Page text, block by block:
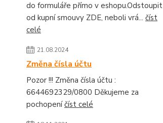
do formuláře přímo v eshopu.Odstoupit
od kupní smouvy ZDE, neboli vrá... číst
celé
21.08.2024
Změna čísla účtu
Pozor !!! Změna čísla účtu :
6644692329/0800 Děkujeme za
pochopeníčíst celé